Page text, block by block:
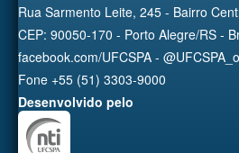
Rua Sarmento Leite, 245 - Bairro
CEP: 90050-170 - Porto Alegre/RS -
facebook.com/UFCSPA -
Fone +55 (51) 3303-9000
Desenvolvido pelo